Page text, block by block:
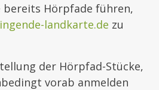
bereits Hörpfade führen,
landkarte.de zu
der Hörpfad-Stücke,
vorab anmelden